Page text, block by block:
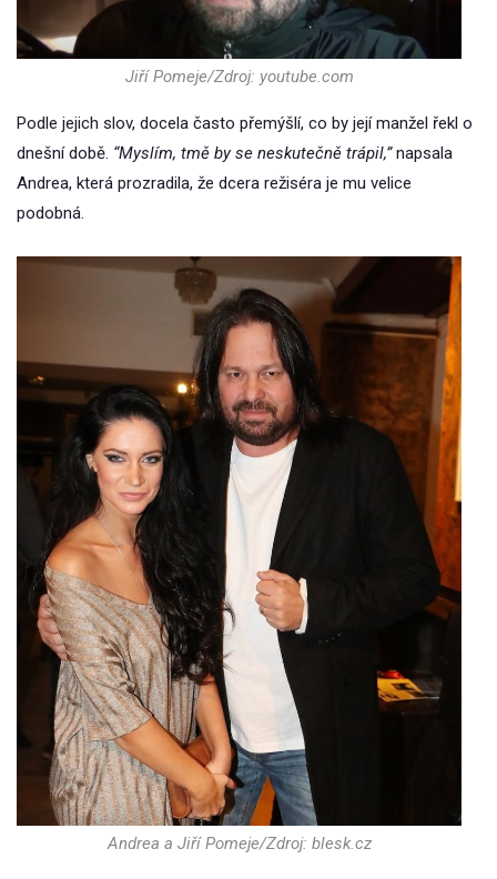
Jiří Pomeje/Zdroj: youtube.com
Podle jejich slov, docela často přemýšlí, co by její manžel řekl o
dnešní době. “Myslím, tmě by se neskutečně trápil,”napsala
Andrea, která prozradila, že dcera režiséra je mu velice
podobná.
Andrea a Jiří Pomeje/Zdroj: blesk.cz